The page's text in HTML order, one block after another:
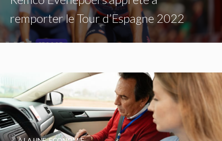
remporter le Tour d’Espagne 2022